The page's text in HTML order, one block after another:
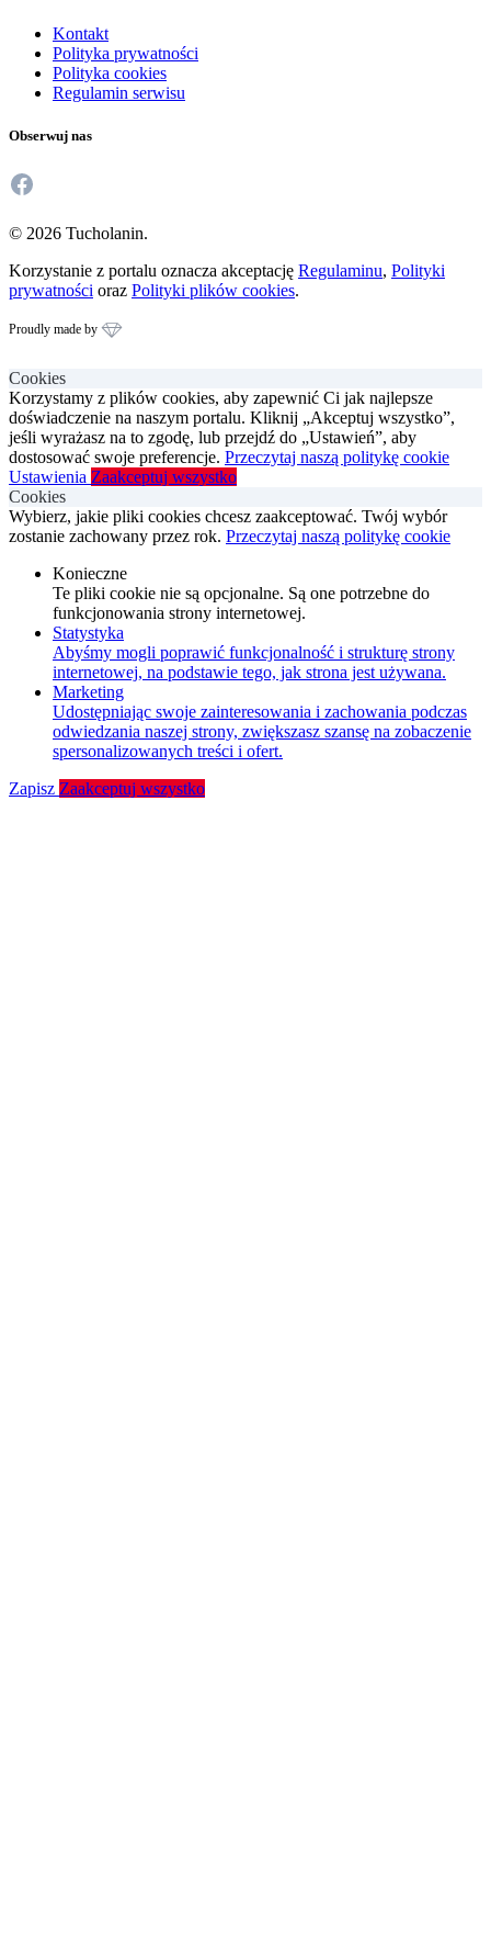
Kontakt
Polityka prywatności
Polityka cookies
Regulamin serwisu
Obserwuj nas
Facebook
© 2026 Tucholanin.
Korzystanie z portalu oznacza akceptację Regulaminu, Polityki
prywatności oraz Polityki plików cookies.
Proudly made by
Cookies
Korzystamy z plików cookies, aby zapewnić Ci jak najlepsze
doświadczenie na naszym portalu. Kliknij „Akceptuj wszystko”,
jeśli wyrażasz na to zgodę, lub przejdź do „Ustawień”, aby
dostosować swoje preferencje. Przeczytaj naszą politykę cookie
Ustawienia Zaakceptuj wszystko
Cookies
Wybierz, jakie pliki cookies chcesz zaakceptować. Twój wybór
zostanie zachowany przez rok. Przeczytaj naszą politykę cookie
Konieczne
Te pliki cookie nie są opcjonalne. Są one potrzebne do
funkcjonowania strony internetowej.
Statystyka
Abyśmy mogli poprawić funkcjonalność i strukturę strony
internetowej, na podstawie tego, jak strona jest używana.
Marketing
Udostępniając swoje zainteresowania i zachowania podczas
odwiedzania naszej strony, zwiększasz szansę na zobaczenie
spersonalizowanych treści i ofert.
Zapisz Zaakceptuj wszystko